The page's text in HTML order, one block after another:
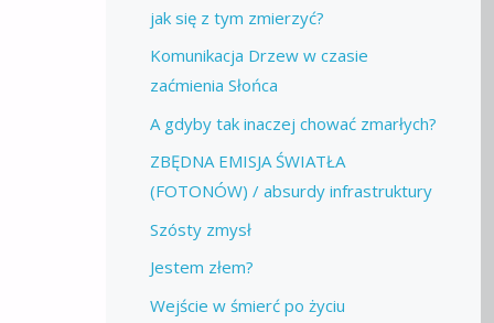
jak się z tym zmierzyć?
Komunikacja Drzew w czasie
zaćmienia Słońca
A gdyby tak inaczej chować zmarłych?
ZBĘDNA EMISJA ŚWIATŁA
(FOTONÓW) / absurdy infrastruktury
Szósty zmysł
Jestem złem?
Wejście w śmierć po życiu